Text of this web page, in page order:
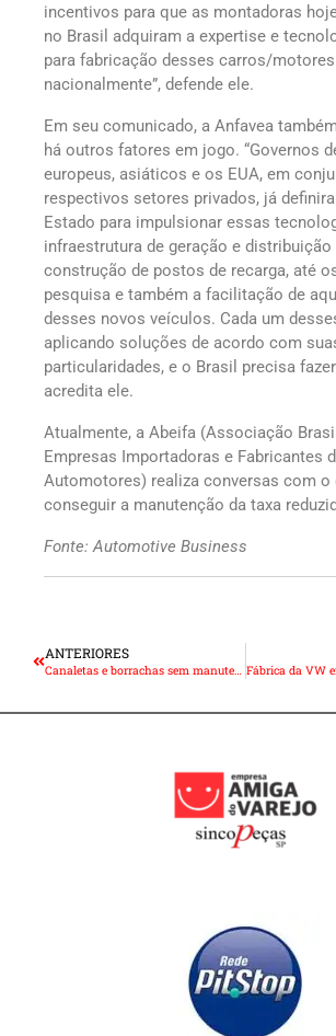
incentivos para que as montadoras
no Brasil adquiram a expertise e
para fabricação desses carros/motores
nacionalmente”, defende ele.
Em seu comunicado, a Anfavea
há outros fatores em jogo. “Governos
europeus, asiáticos e os EUA, em
respectivos setores privados, já
Estado para impulsionar essas
infraestrutura de geração e distribuição
construção de postos de recarga, até
pesquisa e também a facilitação de
desses novos veículos. Cada um
aplicando soluções de acordo com
particularidades, e o Brasil precisa
acredita ele.
Atualmente, a Abeifa (Associação
Empresas Importadoras e Fabricantes
Automotores) realiza conversas com o
conseguir a manutenção da taxa
Fonte: Automotive Business
ANTERIORES
Canaletas e borrachas sem manutenção podem danificar sistema de levantamento dos vidros do veículo